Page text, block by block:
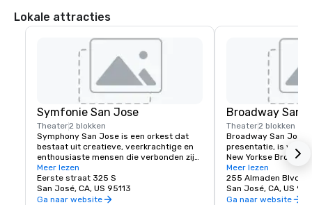
Lokale attracties
Symfonie San Jose
Theater2 blokken
Symphony San Jose is een orkest dat
bestaat uit creatieve, veerkrachtige en
enthousiaste mensen die verbonden zijn
door de liefde voor muziek. Het is er
trots op San Jose thuis te noemen en de
innovatieve en diverse cultuur van onze
gemeenschap te omarmen door
Meer lezen
Eerste straat 325 S
San José, CA, US 95113
Ga naar website
Broadway San
Theater2 blokken
Broadway San Jose,
presentatie, is waar
New Yorkse
vindt. Of je nu hier
bezoekt, Broadway
shows die je wilt
Meer lezen
255 Almaden Blvd
San José, CA, US
Ga naar website